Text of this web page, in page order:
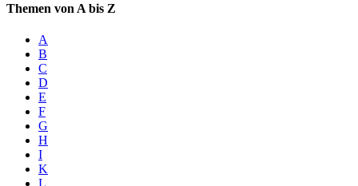
Themen von A bis Z
A
B
C
D
E
F
G
H
I
K
L